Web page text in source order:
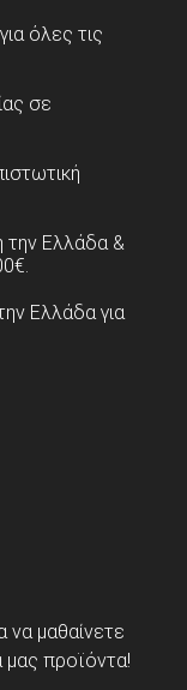
όλες τις
σε
Ελλάδα &
Ελλάδα για
να μαθαίνετε
προϊόντα!